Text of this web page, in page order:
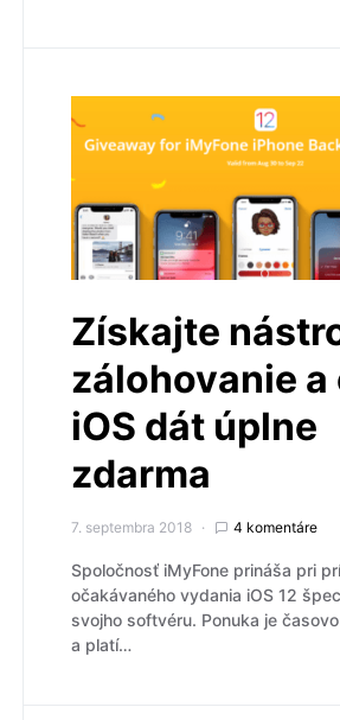
Získajte
zálohovanie
iOS dát úplne
zdarma
7. septembra 2018 4 komentáre
Spoločnosť iMyFone prináša pri
očakávaného vydania iOS 12
svojho softvéru. Ponuka je
a platí…